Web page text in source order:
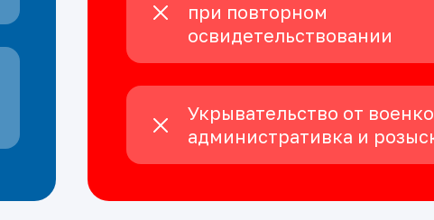
при повторном
освидетельствовании
Укрывательство от
административка и